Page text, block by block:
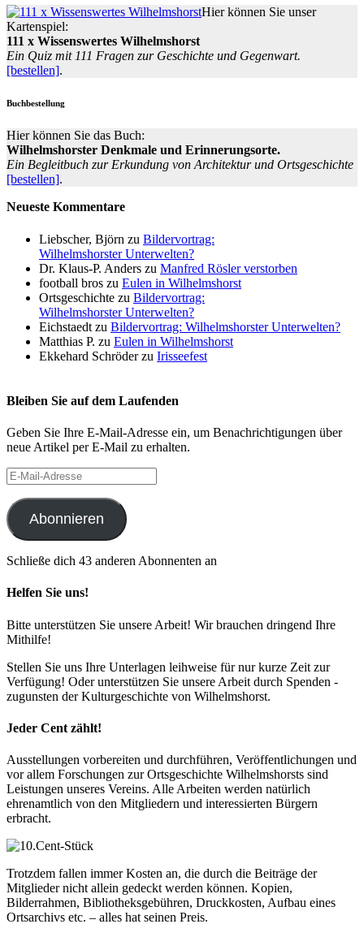
Hier können Sie unser
Kartenspiel:
111 x Wissenswertes Wilhelmshorst
Ein Quiz mit 111 Fragen zur Geschichte und Gegenwart.
[bestellen].
Buchbestellung
Hier können Sie das Buch:
Wilhelmshorster Denkmale und Erinnerungsorte.
Ein Begleitbuch zur Erkundung von Architektur und Ortsgeschichte
[bestellen].
Neueste Kommentare
Liebscher, Björn zu Bildervortrag:
Wilhelmshorster Unterwelten?
Dr. Klaus-P. Anders zu Manfred Rösler verstorben
football bros zu Eulen in Wilhelmshorst
Ortsgeschichte zu Bildervortrag:
Wilhelmshorster Unterwelten?
Eichstaedt zu Bildervortrag: Wilhelmshorster Unterwelten?
Matthias P. zu Eulen in Wilhelmshorst
Ekkehard Schröderzu Irisseefest
Bleiben Sie auf dem Laufenden
Geben Sie Ihre E-Mail-Adresse ein, um Benachrichtigungen über
neue Artikel per E-Mail zu erhalten.
E-
Mail-
Adresse
Abonnieren
Schließe dich 43 anderen Abonnenten an
Helfen Sie uns!
Bitte unterstützen Sie unsere Arbeit! Wir brauchen dringend Ihre
Mithilfe!
Stellen Sie uns Ihre Unterlagen leihweise für nur kurze Zeit zur
Verfügung! Oder unterstützen Sie unsere Arbeit durch Spenden -
zugunsten der Kulturgeschichte von Wilhelmshorst.
Jeder Cent zählt!
Ausstellungen vorbereiten und durchführen, Veröffentlichungen und
vor allem Forschungen zur Ortsgeschichte Wilhelmshorsts sind
Leistungen unseres Vereins. Alle Arbeiten werden natürlich
ehrenamtlich von den Mitgliedern und interessierten Bürgern
erbracht.
Trotzdem fallen immer Kosten an, die durch die Beiträge der
Mitglieder nicht allein gedeckt werden können. Kopien,
Bilderrahmen, Bibliotheksgebühren, Druckkosten, Aufbau eines
Ortsarchivs etc. – alles hat seinen Preis.